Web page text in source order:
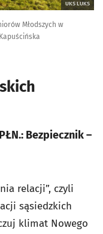
UKS LUKS
Młodszych w
PŁN.: Bezpiecznik –
relacji”, czyli
sąsiedzkich
klimat Nowego